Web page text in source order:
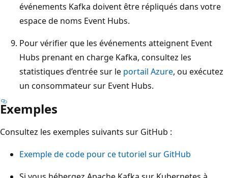
événements Kafka doivent être répliqués dans votre
espace de noms Event Hubs.
Pour vérifier que les événements atteignent Event
Hubs prenant en charge Kafka, consultez les
statistiques d’entrée sur le portail Azure, ou exécutez
un consommateur sur Event Hubs.
Exemples
Consultez les exemples suivants sur GitHub :
Exemple de code pour ce tutoriel sur GitHub